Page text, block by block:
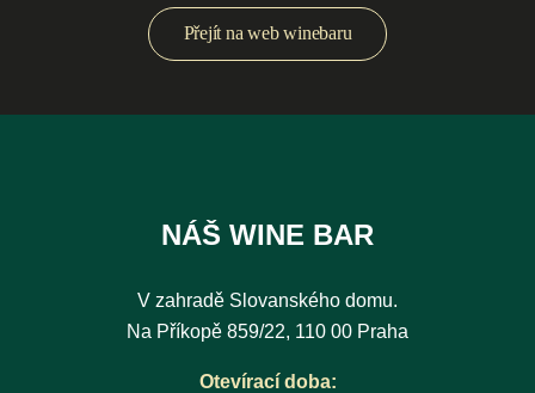
Přejít na web winebaru
NÁŠ WINE BAR
V zahradě Slovanského domu.
Na Příkopě 859/22, 110 00 Praha
Otevírací doba: